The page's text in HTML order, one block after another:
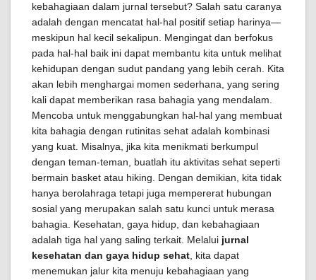
kebahagiaan dalam jurnal tersebut? Salah satu caranya
adalah dengan mencatat hal-hal positif setiap harinya—
meskipun hal kecil sekalipun. Mengingat dan berfokus
pada hal-hal baik ini dapat membantu kita untuk melihat
kehidupan dengan sudut pandang yang lebih cerah. Kita
akan lebih menghargai momen sederhana, yang sering
kali dapat memberikan rasa bahagia yang mendalam.
Mencoba untuk menggabungkan hal-hal yang membuat
kita bahagia dengan rutinitas sehat adalah kombinasi
yang kuat. Misalnya, jika kita menikmati berkumpul
dengan teman-teman, buatlah itu aktivitas sehat seperti
bermain basket atau hiking. Dengan demikian, kita tidak
hanya berolahraga tetapi juga mempererat hubungan
sosial yang merupakan salah satu kunci untuk merasa
bahagia. Kesehatan, gaya hidup, dan kebahagiaan
adalah tiga hal yang saling terkait. Melalui jurnal
kesehatan dan gaya hidup sehat , kita dapat
menemukan jalur kita menuju kebahagiaan yang